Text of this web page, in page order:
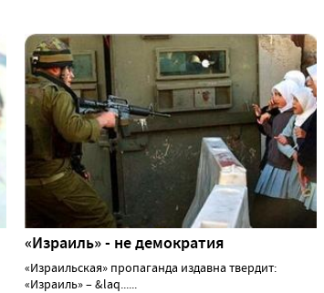
«Израиль» - не демократия
«Израильская» пропаганда издавна твердит:
«Израиль» – &laq......